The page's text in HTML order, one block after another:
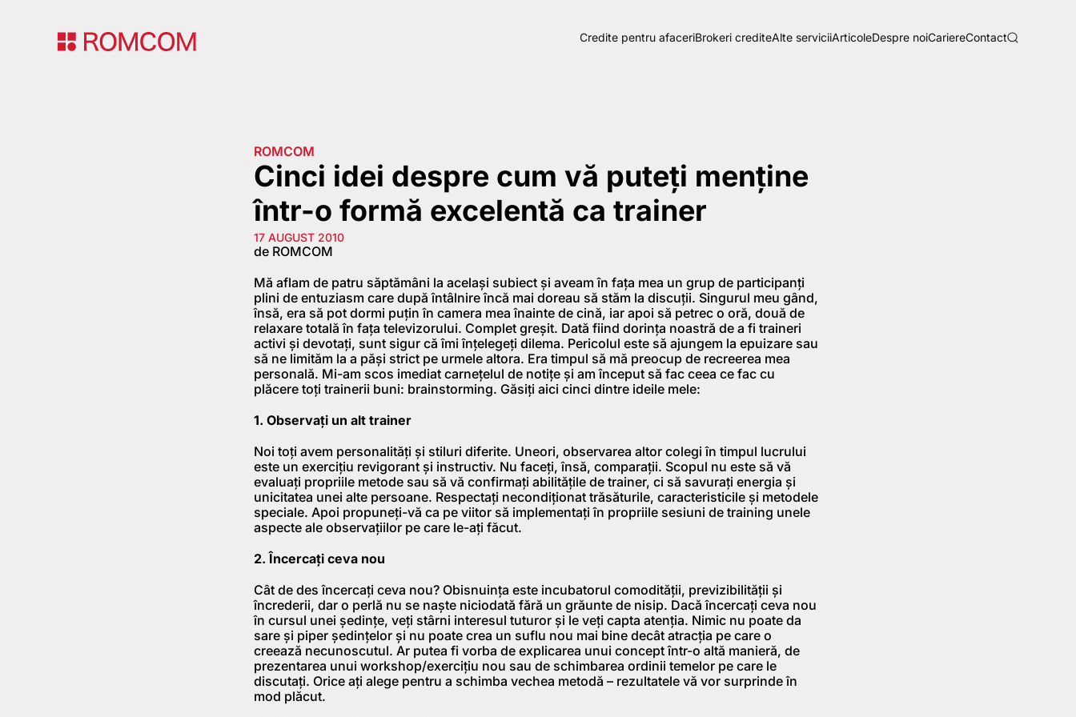
Credite pentru afaceriBrokeri crediteAlte serviciiArticoleDespre noiCariereContact
ROMCOM
Cinci idei despre cum vă puteţi menţine
într-o formă excelentă ca trainer
17 AUGUST 2010
de ROMCOM
Mă aflam de patru săptămâni la acelaşi subiect şi aveam în faţa mea un grup de participanţi
plini de entuziasm care după întâlnire încă mai doreau să stăm la discuţii. Singurul meu gând,
însă, era să pot dormi puţin în camera mea înainte de cină, iar apoi să petrec o oră, două de
relaxare totală în faţa televizorului. Complet greşit. Dată fiind dorinţa noastră de a fi traineri
activi şi devotaţi, sunt sigur că îmi înţelegeţi dilema. Pericolul este să ajungem la epuizare sau
să ne limităm la a păşi strict pe urmele altora. Era timpul să mă preocup de recreerea mea
personală. Mi-am scos imediat carneţelul de notiţe şi am început să fac ceea ce fac cu
plăcere toţi trainerii buni: brainstorming. Găsiți aici cinci dintre ideile mele:
1. Observaţi un alt trainer
Noi toţi avem personalităţi şi stiluri diferite. Uneori, observarea altor colegi în timpul lucrului
este un exerciţiu revigorant şi instructiv. Nu faceţi, însă, comparaţii. Scopul nu este să vă
evaluaţi propriile metode sau să vă confirmaţi abilităţile de trainer, ci să savuraţi energia şi
unicitatea unei alte persoane. Respectați necondiționat trăsăturile, caracteristicile şi metodele
speciale. Apoi propuneţi-vă ca pe viitor să implementaţi în propriile sesiuni de training unele
aspecte ale observaţiilor pe care le-aţi făcut.
2. Încercaţi ceva nou
Cât de des încercaţi ceva nou? Obisnuinţa este incubatorul comodităţii, previzibilităţii şi
încrederii, dar o perlă nu se naşte niciodată fără un grăunte de nisip. Dacă încercaţi ceva nou
în cursul unei şedinţe, veţi stârni interesul tuturor şi le veţi capta atenţia. Nimic nu poate da
sare şi piper şedinţelor şi nu poate crea un suflu nou mai bine decât atracţia pe care o
creează necunoscutul. Ar putea fi vorba de explicarea unui concept într-o altă manieră, de
prezentarea unui workshop/exerciţiu nou sau de schimbarea ordinii temelor pe care le
discutaţi. Orice aţi alege pentru a schimba vechea metodă – rezultatele vă vor surprinde în
mod plăcut.